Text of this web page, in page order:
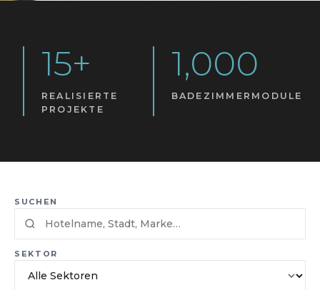
15+
REALISIERTE
PROJEKTE
1,000
BADEZIMMERMODULE
SUCHEN
SEKTOR